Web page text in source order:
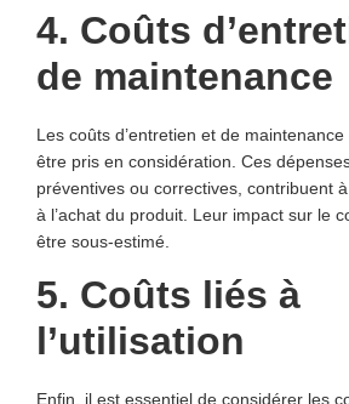
4. Coûts
de maintenance
Les coûts d’entretien et de
être pris en considération. Ces
préventives ou correctives, contribuent
à l’achat du produit. Leur impact sur le
être sous-estimé.
5. Coûts liés à
l’utilisation
Enfin, il est essentiel de considérer les